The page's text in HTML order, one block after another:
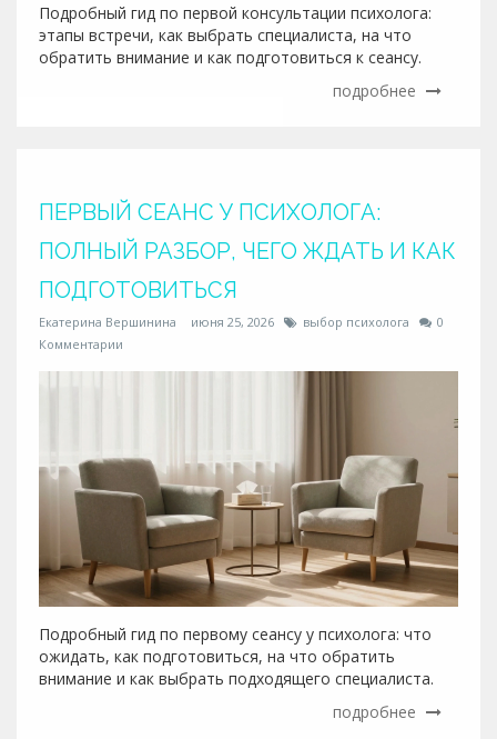
Подробный гид по первой консультации психолога:
этапы встречи, как выбрать специалиста, на что
обратить внимание и как подготовиться к сеансу.
подробнее
ПЕРВЫЙ СЕАНС У ПСИХОЛОГА:
ПОЛНЫЙ РАЗБОР, ЧЕГО ЖДАТЬ И КАК
ПОДГОТОВИТЬСЯ
Екатерина Вершинина июня 25, 2026 выбор психолога
0
Комментарии
Подробный гид по первому сеансу у психолога: что
ожидать, как подготовиться, на что обратить
внимание и как выбрать подходящего специалиста.
подробнее